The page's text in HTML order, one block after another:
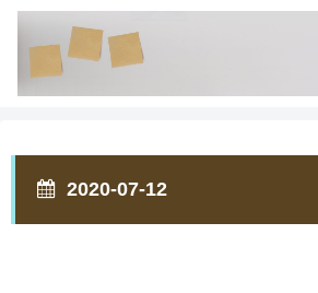
2020-07-12